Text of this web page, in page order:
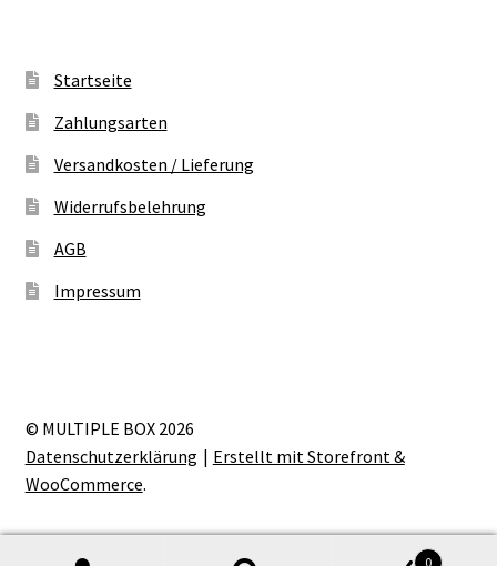
Startseite
Zahlungsarten
Versandkosten / Lieferung
Widerrufsbelehrung
AGB
Impressum
© MULTIPLE BOX 2026
Datenschutzerklärung
Erstellt mit Storefront &
WooCommerce.
0